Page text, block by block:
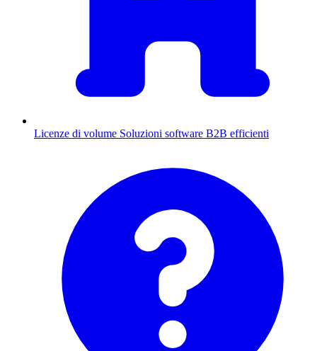
Licenze di volume Soluzioni software B2B efficienti